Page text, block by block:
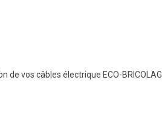
de vos câbles électrique ECO-